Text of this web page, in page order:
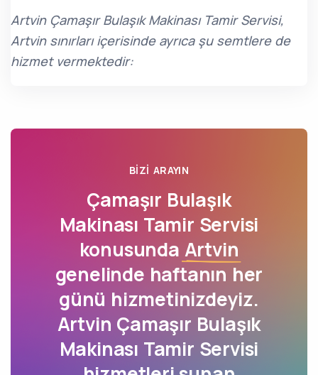
Artvin Çamaşır Bulaşık Makinası Tamir Servisi,
Artvin sınırları içerisinde ayrıca şu semtlere de
hizmet vermektedir:
BIZI ARAYIN
Çamaşır Bulaşık
Makinası Tamir Servisi
konusunda Artvin
genelinde haftanın her
günü hizmetinizdeyiz.
Artvin Çamaşır Bulaşık
Makinası Tamir Servisi